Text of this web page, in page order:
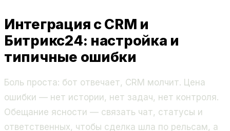
Интеграция с CRM и
Битрикс24: настройка и
типичные ошибки
Боль проста: бот отвечает, CRM молчит. Цена
ошибки — нет истории, нет задач, нет контроля.
Обещание ясности — связать чат, статусы и
ответственных, чтобы сделка шла по рельсам, а